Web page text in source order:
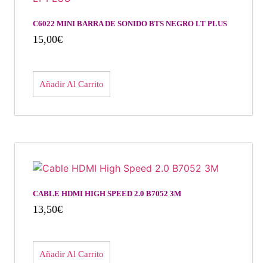
C6022 MINI BARRA DE SONIDO BTS NEGRO LT PLUS
15,00€
Añadir Al Carrito
CABLE HDMI HIGH SPEED 2.0 B7052 3M
13,50€
Añadir Al Carrito